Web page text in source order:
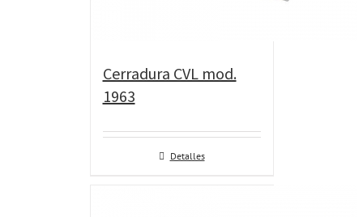
Cerradura CVL mod.
1963
Detalles